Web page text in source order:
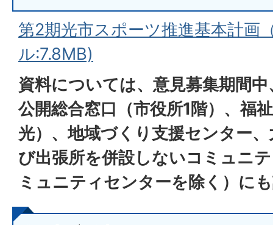
第2期光市スポーツ推進基本計画
ル:7.8MB)
資料については、意見募集期間
公開総合窓口（市役所1階）、福
光）、地域づくり支援センター
び出張所を併設しないコミュニ
ミュニティセンターを除く）に